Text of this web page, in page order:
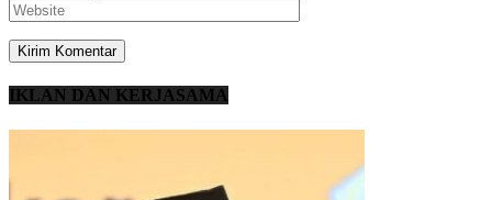
IKLAN DAN KERJASAMA